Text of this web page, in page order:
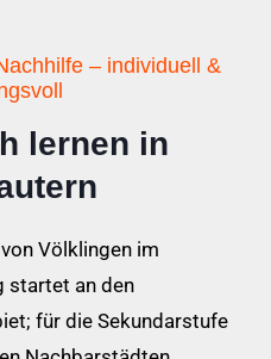
– individuell &
lernen in
Völklingen im
startet an den
für die Sekundarstufe